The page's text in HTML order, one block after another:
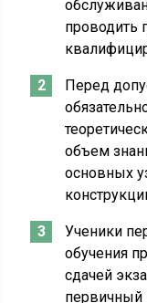
проводить
Перед
объем
основных
Ученики
обучения
сдачей
первичный